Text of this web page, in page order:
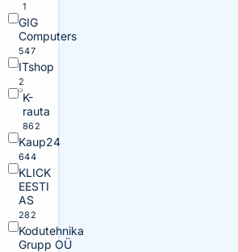
1
GIG
Computers
547
ITshop
2
K-
rauta
862
Kaup24
644
KLICK
EESTI
AS
282
Kodutehnika
Grupp OÜ